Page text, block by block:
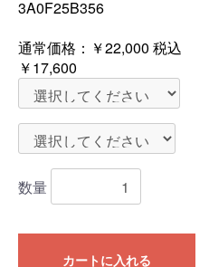
3A0F25B356
通常価格： ￥22,000 税込
￥17,600
数量
カートに入れる